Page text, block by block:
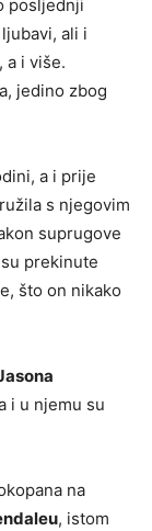
posljednji
ali i
a i više.
jedino zbog
a i prije
s njegovim
suprugove
prekinute
što on nikako
i u njemu su
na
, istom